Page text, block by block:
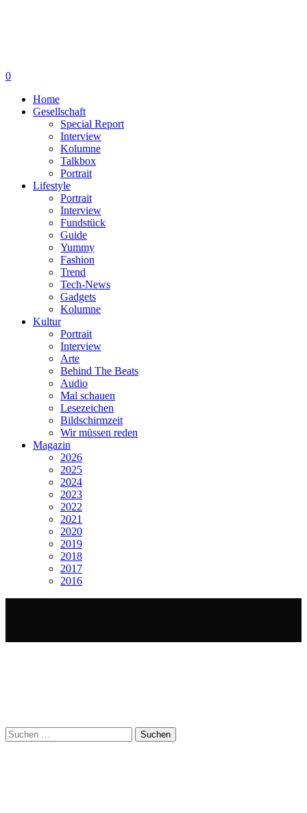
0
Home
Gesellschaft
Special Report
Interview
Kolumne
Talkbox
Portrait
Lifestyle
Portrait
Interview
Fundstück
Guide
Yummy
Fashion
Trend
Tech-News
Gadgets
Kolumne
Kultur
Portrait
Interview
Arte
Behind The Beats
Audio
Mal schauen
Lesezeichen
Bildschirmzeit
Wir müssen reden
Magazin
2026
2025
2024
2023
2022
2021
2020
2019
2018
2017
2016
Suchen
nach: